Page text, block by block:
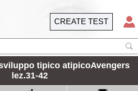
CREATE TEST
tipico atipicoAvengers
lez.31-42